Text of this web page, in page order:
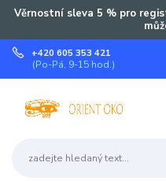
Věrnostní sleva 5 % pro
+420 605 353 421
(Po-Pá, 9-15 hod.)